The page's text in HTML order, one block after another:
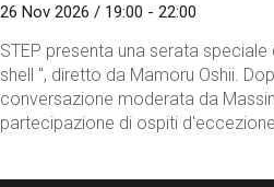
26 Nov 2026 / 19:00 - 22:00
STEP presenta una serata
shell ", diretto da Mamoru Oshii.
conversazione moderata da
partecipazione di ospiti d'eccezione.